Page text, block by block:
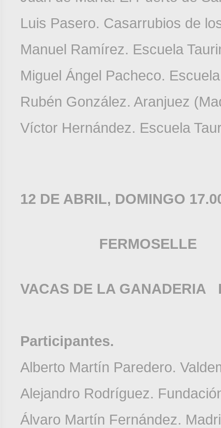
Luis Pasero. Casarrubios de
Manuel Ramírez. Escuela
Miguel Ángel Pacheco.
Rubén González. Aranjuez
Víctor Hernández. Escuela
12 DE ABRIL, DOMINGO
FERMOSELLE
VACAS DE LA GANADERIA
Participantes.
Alberto Martín Paredero.
Alejandro Rodríguez.
Álvaro Martín Fernández.